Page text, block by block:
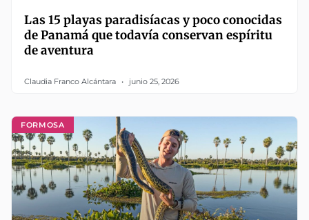
Las 15 playas paradisíacas y poco conocidas
de Panamá que todavía conservan espíritu
de aventura
Claudia Franco Alcántara junio 25, 2026
FORMOSA